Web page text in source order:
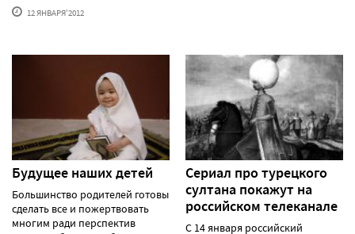
12 ЯНВАРЯ'2012
Будущее наших детей
Большинство родителей готовы
сделать все и пожертвовать
многим ради перспектив
Сериал про турецкого
султана покажут на
российском телеканале
С 14 января российский